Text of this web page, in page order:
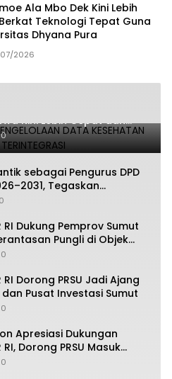
Ala Mbo Dek Kini Lebih
Teknologi Tepat Guna
Dhyana Pura
2026
SIMKES, Pengelolaan Data
Kini Lebih Cepat dan
0
sebagai Pengurus DPD
Tegaskan
Toleransi dan
0
RI Dukung Pemprov Sumut
Pungli di Objek
0
RI Dorong PRSU Jadi Ajang
Pusat Investasi Sumut
0
Apresiasi Dukungan
RI, Dorong PRSU Masuk
Nasional
0